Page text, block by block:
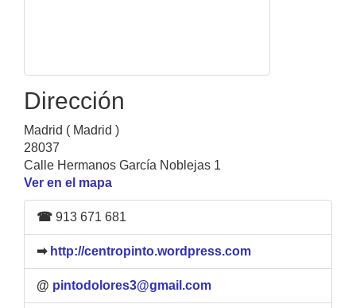
Dirección
Madrid ( Madrid )
28037
Calle Hermanos García Noblejas 1
Ver en el mapa
☎ 913 671 681
➡ http://centropinto.wordpress.com
@ pintodolores3@gmail.com